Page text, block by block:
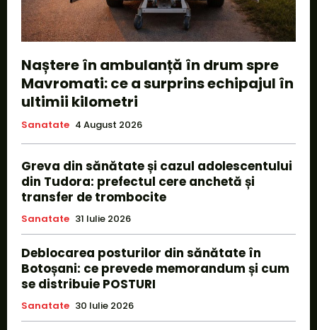
Naștere în ambulanță în drum spre
Mavromati: ce a surprins echipajul în
ultimii kilometri
Sanatate 4 August 2026
Greva din sănătate și cazul adolescentului
din Tudora: prefectul cere anchetă și
transfer de trombocite
Sanatate 31 Iulie 2026
Deblocarea posturilor din sănătate în
Botoșani: ce prevede memorandum și cum
se distribuie POSTURI
Sanatate 30 Iulie 2026